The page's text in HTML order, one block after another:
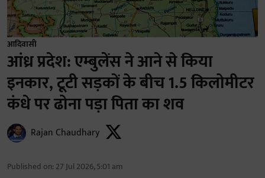
आदिवासी
आंध्र प्रदेश: एम्बुलेंस ने आने से किया
इनकार, टूटी सड़कों के बीच 1.5 किलोमीटर
कंधे पर ढोना पड़ा पिता का शव
Rajan Chaudhary
Published on: 27 Jul 2026, 5:01 am